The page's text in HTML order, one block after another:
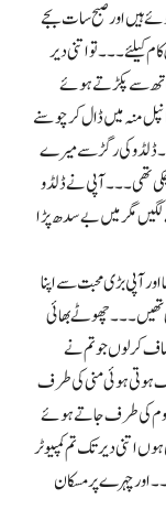
ہیں اور صبح سات بجے
۔۔۔ تو اتنی دیر
ہاتھ سے پکڑتے ہوئے
نپل منہ میں ڈال کر چوسنے
ڈلڈو کی رگڑ سے میرے
چکی تھی۔۔۔ آپی نے ڈلڈو
لگیں مگر میں بے سدھ پڑا
آپی بڑی محبت سے اپنا
چھوٹے بھائی
صاف کر لوں جو تم نے
ہوتی ہوئی منی کی طرف
روم کی طرف جاتے ہوئے
اتنی دیر تک تم کمپیوٹر
اور چہرے پر مسکان